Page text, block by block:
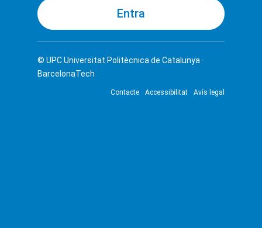
© UPCUniversitat Politècnica de Catalunya ·
BarcelonaTech
Contacte Accessibilitat Avís legal